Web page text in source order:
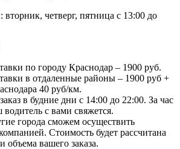
вторник, четверг, пятница с 13:00 до
по городу Краснодар – 1900 руб.
в отдаленные районы – 1900 руб +
40 руб/км.
в будние дни с 14:00 до 22:00. За час
водитель с вами свяжется.
города сможем осуществить
Стоимость будет рассчитана
объема вашего заказа.